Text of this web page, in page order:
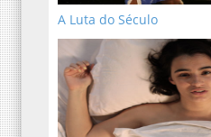
A Luta do Século